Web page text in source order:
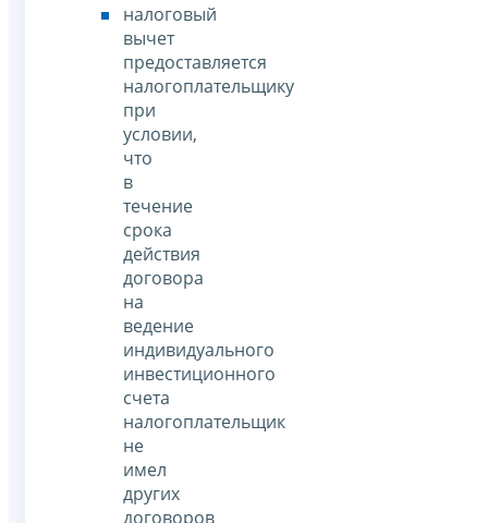
налоговый
вычет
предоставляется
налогоплательщику
при
условии,
что
в
течение
срока
действия
договора
на
ведение
индивидуального
инвестиционного
счета
налогоплательщик
не
имел
других
договоров